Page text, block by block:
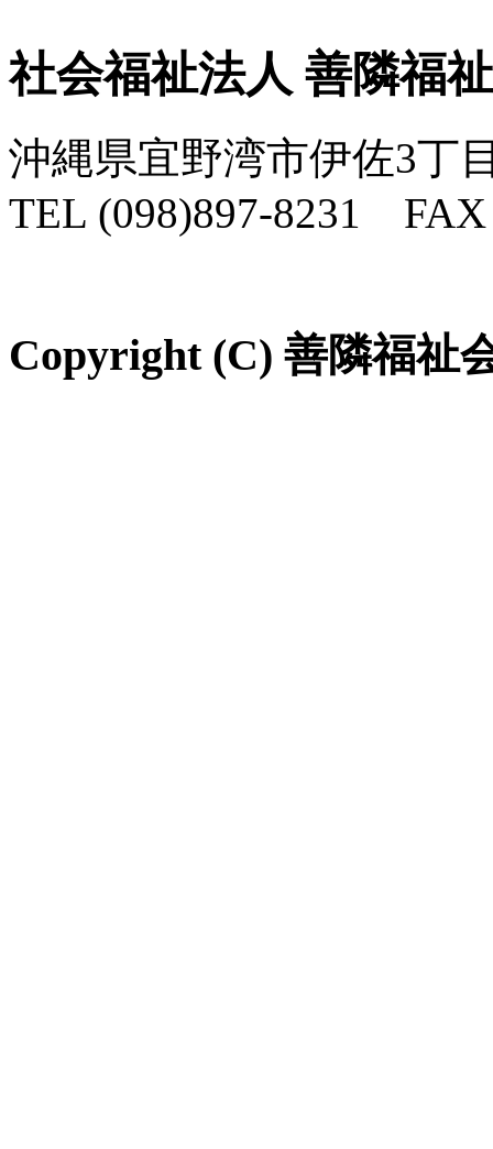
社会福祉法人 善隣福
沖縄県宜野湾市伊佐3丁
TEL (098)897-8231 FAX
Copyright (C) 善隣福祉